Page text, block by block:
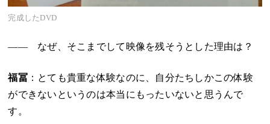
完成したDVD
―― なぜ、そこまでして映像を残そうとした理由は？
福冨：とても貴重な体験なのに、自分たちしかこの体験
ができないというのは本当にもったいないと思うんで
す。